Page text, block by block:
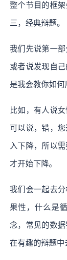
整个节目的框
三，经典辩题。
我们先说第一
或者说发现自
是我会教你如何
比如，有人说
可以说，错，
入下降，所以
才开始下降。
我们会一起去
果性，什么是
念，常见的数
在有趣的辩题中